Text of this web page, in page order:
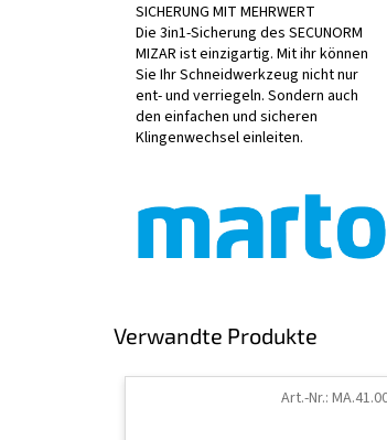
Verwandte Produkte
Art.-Nr.:
SICHERUNG MIT MEHRWERT
Die 3in1-Sicherung des SECUNORM
MIZAR ist einzigartig. Mit ihr können
Sie Ihr Schneidwerkzeug nicht nur
ent- und verriegeln. Sondern auch
den einfachen und sicheren
Klingenwechsel einleiten.